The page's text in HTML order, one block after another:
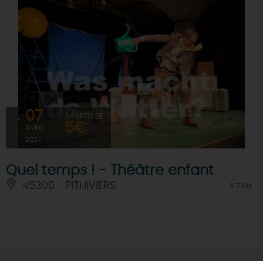
07
AVRIL
2027
À PARTIR DE
5€
Quel temps ! - Théâtre enfant
45300 - PITHIVIERS À 7 KM